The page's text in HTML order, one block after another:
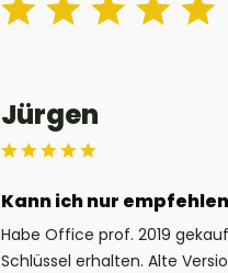
Jürgen
Kann ich nur empfehlen
Habe Office prof. 2019
Schlüssel erhalten. Alte